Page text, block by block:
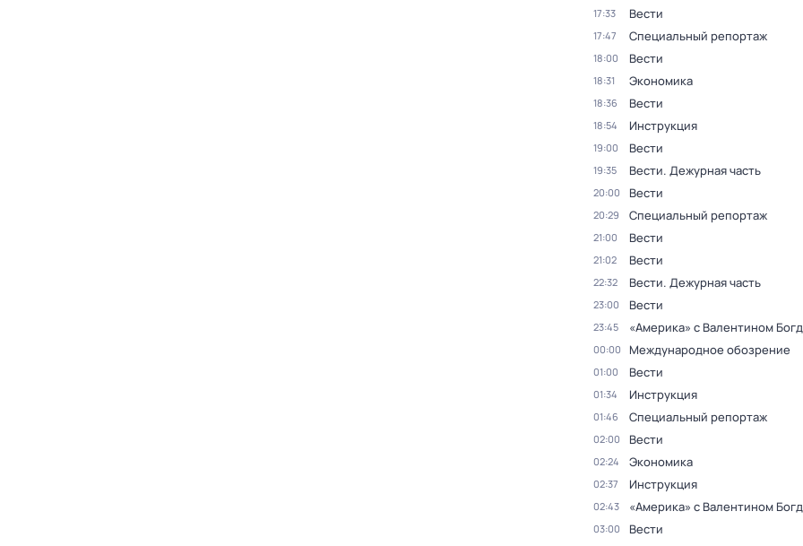
17:33 Вести
17:47 Специальный репортаж
18:00 Вести
18:31 Экономика
18:36 Вести
18:54 Инструкция
19:00 Вести
19:35 Вести. Дежурная часть
20:00 Вести
20:29 Специальный репортаж
21:00 Вести
21:02 Вести
22:32 Вести. Дежурная часть
23:00 Вести
23:45 «Америка» с Валентином
00:00 Международное обозрение
01:00 Вести
01:34 Инструкция
01:46 Специальный репортаж
02:00 Вести
02:24 Экономика
02:37 Инструкция
02:43 «Америка» с Валентином
03:00 Вести